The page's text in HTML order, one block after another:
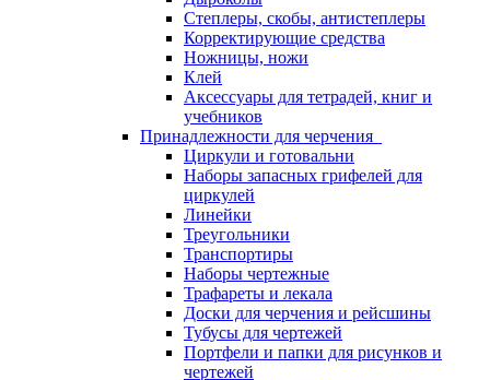
Степлеры, скобы, антистеплеры
Корректирующие средства
Ножницы, ножи
Клей
Аксессуары для тетрадей, книг и
учебников
Принадлежности для черчения
Циркули и готовальни
Наборы запасных грифелей для
циркулей
Линейки
Треугольники
Транспортиры
Наборы чертежные
Трафареты и лекала
Доски для черчения и рейсшины
Тубусы для чертежей
Портфели и папки для рисунков и
чертежей